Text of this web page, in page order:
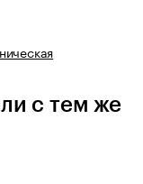
с тем же